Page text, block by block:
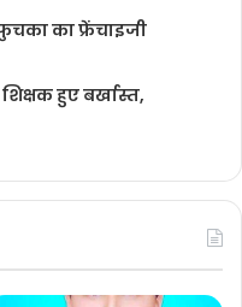
का फ्रेंचाइजी
हुए बर्खास्त,